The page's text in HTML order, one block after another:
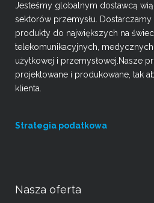
Jesteśmy globalnym dostawcą
sektorów przemysłu. Dostarczamy
produkty do największych na
telekomunikacyjnych,
użytkowej i przemysłowej.Nasze
projektowane i produkowane, tak
klienta.
Strategia podatkowa
Nasza oferta